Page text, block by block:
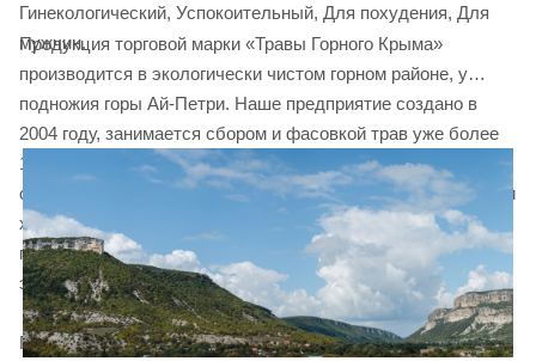
Гинекологический, Успокоительный, Для похудения, Для
мужчин.
Продукция торговой марки «Травы Горного Крыма»
производится в экологически чистом горном районе, у
подножия горы Ай-Петри. Наше предприятие создано в
2004 году, занимается сбором и фасовкой трав уже более
10 лет. Мы имеем все необходимое современное
оборудование и производственные площади для фасовки и
хранения травяных чаев. Для изготовления сырья и
приготовления сборов используется только ручной труд и
экологически чистые технологии.
Продукция сертифицирована в соответствии требованиям